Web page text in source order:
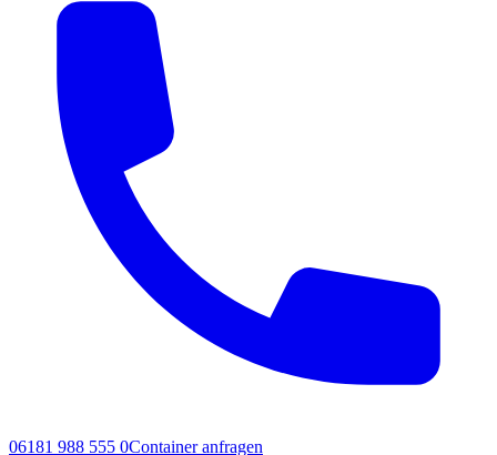
06181 988 555 0Container anfragen